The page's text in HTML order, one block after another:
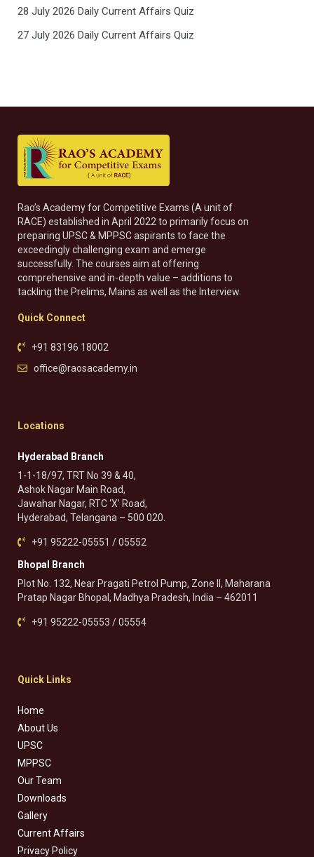
28 July 2026 Daily Current Affairs Quiz
27 July 2026 Daily Current Affairs Quiz
Rao’s Academy for Competitive Exams (A unit of
RACE) established in April 2022 to primarily focus on
preparing UPSC & MPPSC aspirants to face the
exceedingly challenging exam and emerge
successfully. The courses aim at offering
comprehensive and in-depth value – additions to
tackling the Prelims, Mains as well as the Interview.
Quick Connect
+91 83196 18002
office@raosacademy.in
Locations
Hyderabad Branch
1-1-18/97, TRT No 39 & 40,
Ashok Nagar Main Road,
Jawahar Nagar, RTC ‘X’ Road,
Hyderabad, Telangana – 500 020.
+91 95222-05551 / 05552
Bhopal Branch
Plot No. 132, Near Pragati Petrol Pump, Zone II, Maharana
Pratap Nagar Bhopal, Madhya Pradesh, India – 462011
+91 95222-05553 / 05554
Quick Links
Home
About Us
UPSC
MPPSC
Our Team
Downloads
Gallery
Current Affairs
Privacy Policy